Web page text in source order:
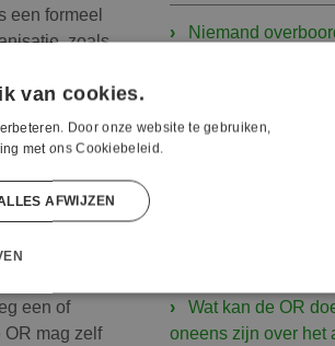
een formeel
zoals
overleg
maar
kan
een of
mag zelf
Niemand
De WOR als
Hoe gaat de OR
Wat kan de OR
oneens zijn over het
van cookies.
Door onze website te gebruiken,
met ons Cookiebeleid.
AFWIJZEN